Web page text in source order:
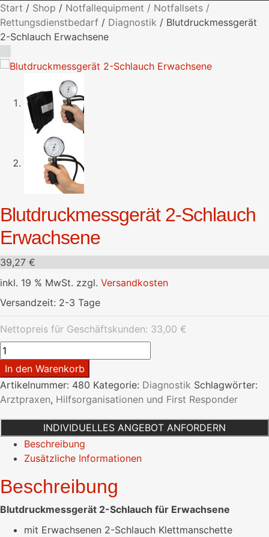
Start / Shop / Notfallequipment / Notfallsets /
Rettungsdienstbedarf / Diagnostik / Blutdruckmessgerät
2-Schlauch Erwachsene
Blutdruckmessgerät 2-Schlauch
Erwachsene
39,27 €
inkl. 19 % MwSt. zzgl. Versandkosten
Versandzeit: 2-3 Tage
Nettopreis für Geschäftskunden: 33,00 €
Blutdruckmessgerät
2-
Schlauch
Erwachsene
Menge
In den Warenkorb
Artikelnummer: 480 Kategorie: Diagnostik Schlagwörter:
Arztpraxen, Hilfsorganisationen und First Responder
INDIVIDUELLES ANGEBOT ANFORDERN
Beschreibung
Zusätzliche Informationen
Beschreibung
Blutdruckmessgerät 2-Schlauch für Erwachsene
mit Erwachsenen 2-Schlauch Klettmanschette